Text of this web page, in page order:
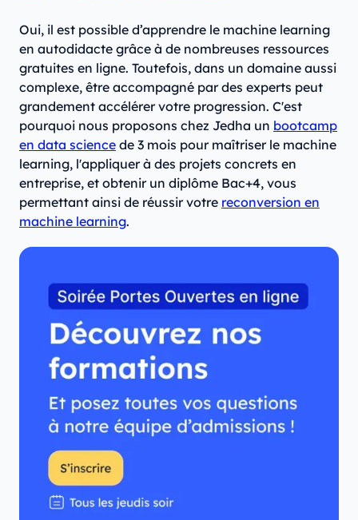
Oui, il est possible d’apprendre le machine learning
en autodidacte grâce à de nombreuses ressources
gratuites en ligne. Toutefois, dans un domaine aussi
complexe, être accompagné par des experts peut
grandement accélérer votre progression. C'est
pourquoi nous proposons chez Jedha un bootcamp
en data science de 3 mois pour maîtriser le machine
learning, l'appliquer à des projets concrets en
entreprise, et obtenir un diplôme Bac+4, vous
permettant ainsi de réussir votre reconversion en
machine learning.